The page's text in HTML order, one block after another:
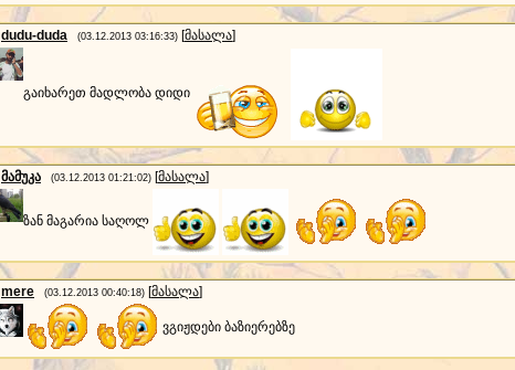
dudu-duda (03.12.2013 03:16:33) [მასალა]
გაიხარეთ მადლობა დიდი
მამუკა (03.12.2013 01:21:02) [მასალა]
ზან მაგარია საღოლ
mere (03.12.2013 00:40:18) [მასალა]
ვგიჟდები ბაზიერებზე